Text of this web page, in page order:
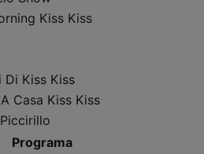
Kiss Kiss
Di Kiss Kiss
Casa Kiss Kiss
Programa